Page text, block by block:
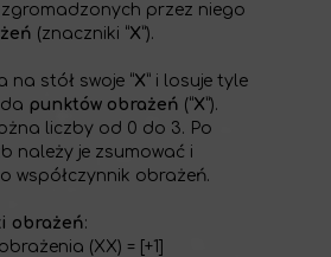
przez niego
(znaczniki “X”).
na stół swoje “X” i losuje tyle
punktów obrażeń (“X”).
liczby od 0 do 3. Po
należy je zsumować i
współczynnik obrażeń.
obrażeń:
(XX) = [+1]